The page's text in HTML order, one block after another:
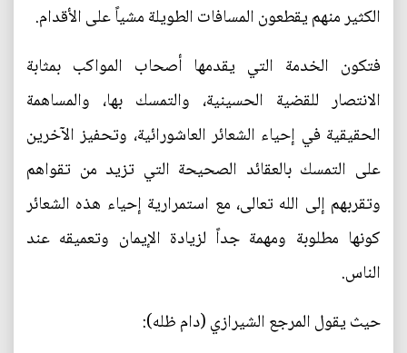
الكثير منهم يقطعون المسافات الطويلة مشياً على الأقدام.
فتكون الخدمة التي يقدمها أصحاب المواكب بمثابة
الانتصار للقضية الحسينية، والتمسك بها، والمساهمة
الحقيقية في إحياء الشعائر العاشورائية، وتحفيز الآخرين
على التمسك بالعقائد الصحيحة التي تزيد من تقواهم
وتقربهم إلى الله تعالى، مع استمرارية إحياء هذه الشعائر
كونها مطلوبة ومهمة جداً لزيادة الإيمان وتعميقه عند
الناس.
حيث يقول المرجع الشيرازي (دام ظله):